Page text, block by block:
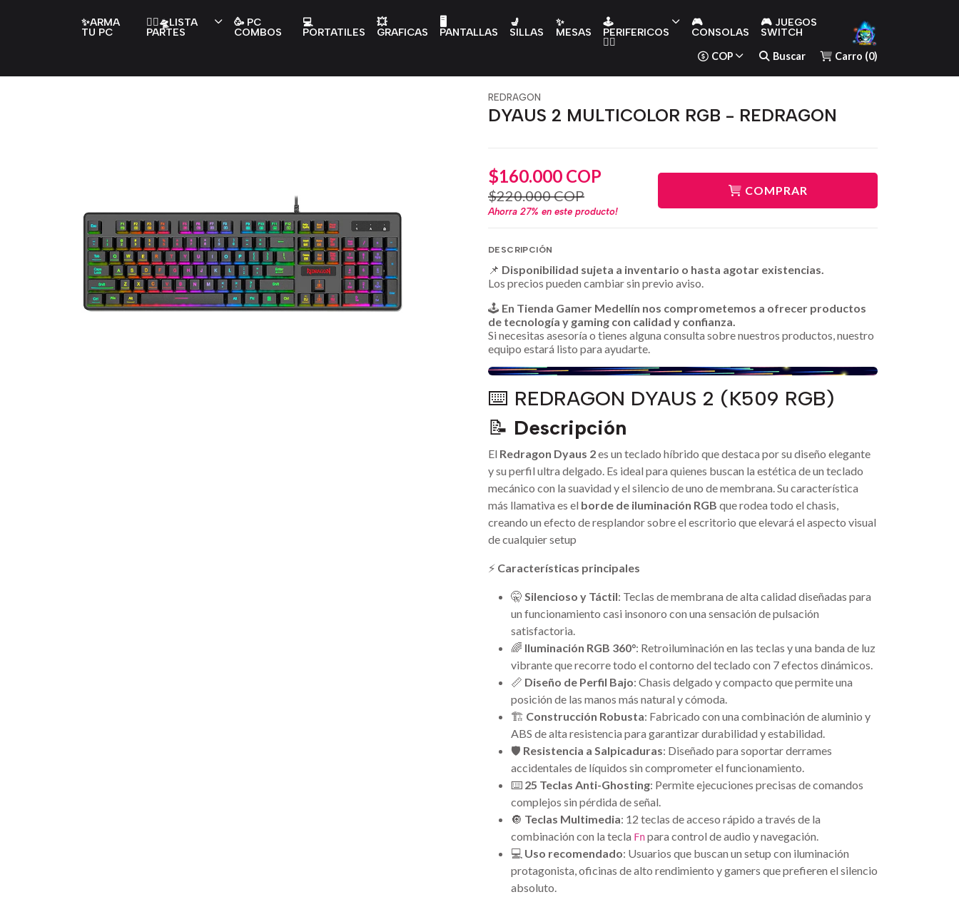
✨ARMA
TU PC
👇🏻🛸LISTA
PARTES
🥳 PC
COMBOS
💻
PORTATILES
💥
GRAFICAS
🖥️
PANTALLAS
💺
SILLAS
✨
MESAS
🕹️
PERIFERICOS
👇🏻
🎮
CONSOLAS
🎮 JUEGOS
SWITCH
COP Buscar Carro (0)
REDRAGON
DYAUS 2 MULTICOLOR RGB - REDRAGON
$160.000 COP
$220.000 COP
Ahorra 27% en este producto!
COMPRAR
DESCRIPCIÓN
📌 Disponibilidad sujeta a inventario o hasta agotar existencias.
Los precios pueden cambiar sin previo aviso.
🕹️ En Tienda Gamer Medellín nos comprometemos a ofrecer productos
de tecnología y gaming con calidad y confianza.
Si necesitas asesoría o tienes alguna consulta sobre nuestros productos, nuestro
equipo estará listo para ayudarte.
⌨️ REDRAGON DYAUS 2 (K509 RGB)
📝 Descripción
El Redragon Dyaus 2es un teclado híbrido que destaca por su diseño elegante
y su perfil ultra delgado. Es ideal para quienes buscan la estética de un teclado
mecánico con la suavidad y el silencio de uno de membrana. Su característica
más llamativa es el borde de iluminación RGB que rodea todo el chasis,
creando un efecto de resplandor sobre el escritorio que elevará el aspecto visual
de cualquier setup
⚡ Características principales
🤫 Silencioso y Táctil: Teclas de membrana de alta calidad diseñadas para
un funcionamiento casi insonoro con una sensación de pulsación
satisfactoria.
🌈 Iluminación RGB 360°: Retroiluminación en las teclas y una banda de luz
vibrante que recorre todo el contorno del teclado con 7 efectos dinámicos.
📏 Diseño de Perfil Bajo: Chasis delgado y compacto que permite una
posición de las manos más natural y cómoda.
🏗️ Construcción Robusta: Fabricado con una combinación de aluminio y
ABS de alta resistencia para garantizar durabilidad y estabilidad.
🛡️ Resistencia a Salpicaduras: Diseñado para soportar derrames
accidentales de líquidos sin comprometer el funcionamiento.
⌨️ 25 Teclas Anti-Ghosting: Permite ejecuciones precisas de comandos
complejos sin pérdida de señal.
🔘 Teclas Multimedia: 12 teclas de acceso rápido a través de la
combinación con la tecla Fnpara control de audio y navegación.
💻 Uso recomendado: Usuarios que buscan un setup con iluminación
protagonista, oficinas de alto rendimiento y gamers que prefieren el silencio
absoluto.